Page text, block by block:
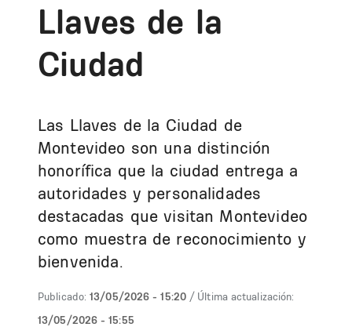
Llaves de la
Ciudad
Las Llaves de la Ciudad de
Montevideo son una distinción
honorífica que la ciudad entrega a
autoridades y personalidades
destacadas que visitan Montevideo
como muestra de reconocimiento y
bienvenida.
Publicado: 13/05/2026 - 15:20 / Última actualización:
13/05/2026 - 15:55